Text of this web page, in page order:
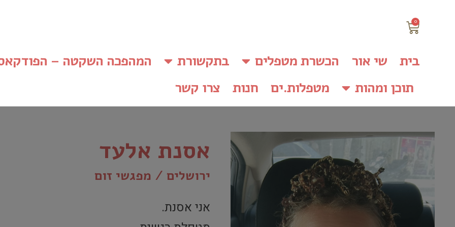
0
בית שי אור הכשרת מטפלים בתקשורת
המהפכה השקטה –
תוכן ומהות
מטפלות.ים חנות צרו קשר
אסנת אלעד
ירושלים / מפגשי זום
אני אסנת.